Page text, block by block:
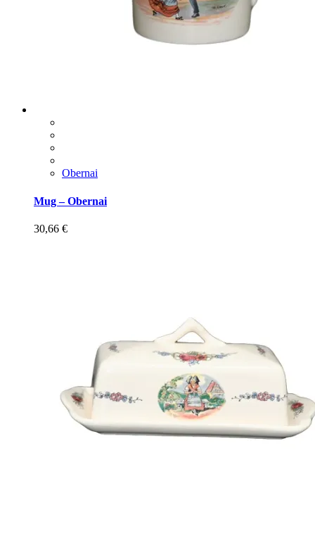
Obernai
Mug – Obernai
30,66 €